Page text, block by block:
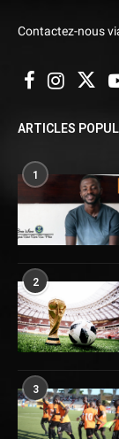
Contactez-nous
ARTICLES
1
2
3